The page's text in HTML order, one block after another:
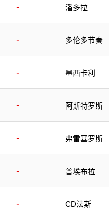
- 潘多拉
- 多伦多节奏
- 墨西卡利
- 阿斯特罗斯
- 弗雷塞罗斯
- 普埃布拉
- CD法斯